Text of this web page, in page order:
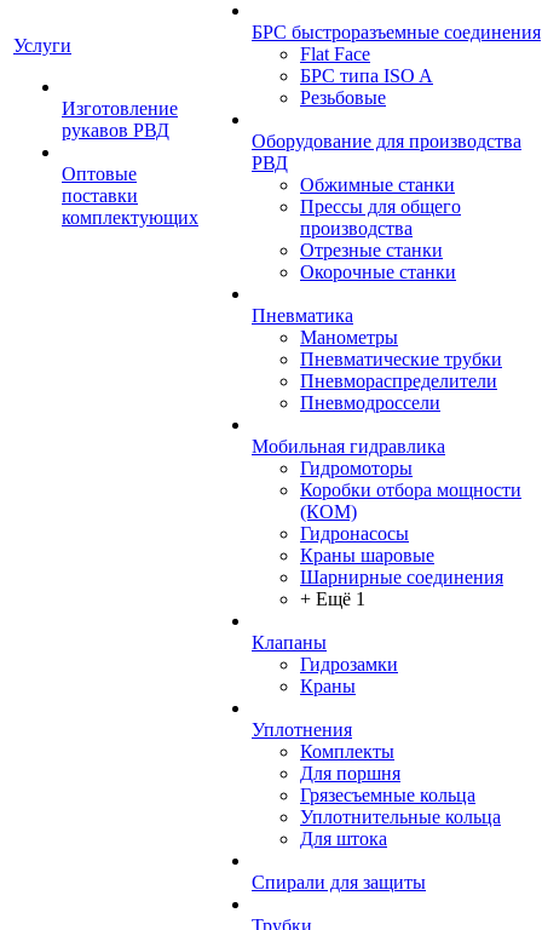
Услуги
Изготовление
рукавов РВД
Оптовые
поставки
комплектующих
БРС быстроразъемные соединения
Flat Face
БРС типа ISO A
Резьбовые
Оборудование для производства
РВД
Обжимные станки
Прессы для общего
производства
Отрезные станки
Окорочные станки
Пневматика
Манометры
Пневматические трубки
Пневмораспределители
Пневмодроссели
Мобильная гидравлика
Гидромоторы
Коробки отбора мощности
(КОМ)
Гидронасосы
Краны шаровые
Шарнирные соединения
+ Ещё 1
Клапаны
Гидрозамки
Краны
Уплотнения
Комплекты
Для поршня
Грязесъемные кольца
Уплотнительные кольца
Для штока
Спирали для защиты
Трубки